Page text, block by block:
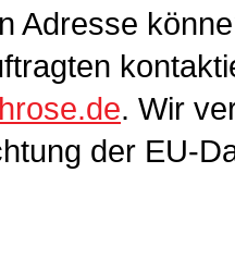
Adresse
. Wir
der EU-